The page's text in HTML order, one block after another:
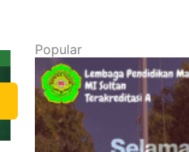
Popular